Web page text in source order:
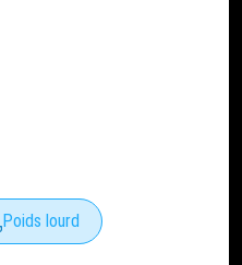
Poids lourd